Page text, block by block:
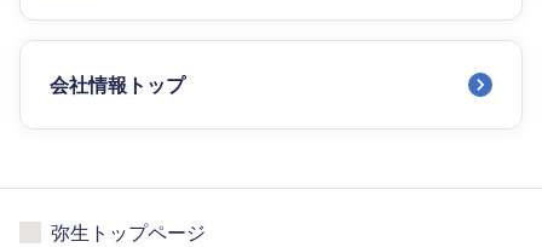
会社情報トップ
弥生トップページ